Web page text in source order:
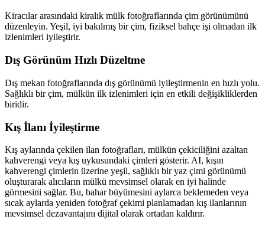
Kiracılar arasındaki kiralık mülk fotoğraflarında çim görünümünü
düzenleyin. Yeşil, iyi bakılmış bir çim, fiziksel bahçe işi olmadan ilk
izlenimleri iyileştirir.
Dış Görünüm Hızlı Düzeltme
Dış mekan fotoğraflarında dış görünümü iyileştirmenin en hızlı yolu.
Sağlıklı bir çim, mülkün ilk izlenimleri için en etkili değişikliklerden
biridir.
Kış İlanı İyileştirme
Kış aylarında çekilen ilan fotoğrafları, mülkün çekiciliğini azaltan
kahverengi veya kış uykusundaki çimleri gösterir. AI, kışın
kahverengi çimlerin üzerine yeşil, sağlıklı bir yaz çimi görünümü
oluşturarak alıcıların mülkü mevsimsel olarak en iyi halinde
görmesini sağlar. Bu, bahar büyümesini aylarca beklemeden veya
sıcak aylarda yeniden fotoğraf çekimi planlamadan kış ilanlarının
mevsimsel dezavantajını dijital olarak ortadan kaldırır.